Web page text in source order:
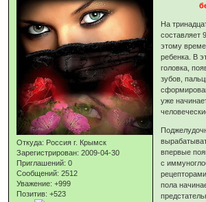
Откуда: Россия г. Крымск
Зарегистрирован: 2009-04-30
Приглашений: 0
Сообщений: 2512
Уважение: +999
Позитив: +523
На
составляет
этому
ребенка. В
головка,
зубов,
уже
впервые
с
пола